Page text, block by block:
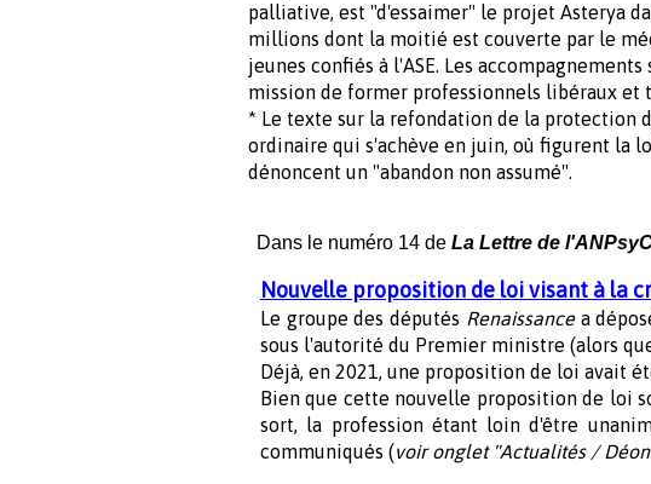
palliative, est "d'essaimer" le projet Asterya
millions dont la moitié est couverte par le
jeunes confiés à l'ASE. Les
mission de former professionnels libéraux et
* Le texte sur la refondation de la protection
ordinaire qui s'achève en juin, où figurent la
dénoncent un "abandon non assumé".
Dans le numéro 14 de La Lettre de
Nouvelle proposition de loi visant à la
Le groupe des députés Renaissancea
sous l'autorité du Premier ministre (alors
Déjà, en 2021, une proposition de loi avait
Bien que cette nouvelle proposition de loi
sort, la profession étant loin d'être
communiqués (voir onglet "Actualités /